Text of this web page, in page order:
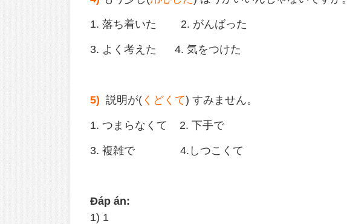
1. 落ち着いた 2. がんばった
3. よく考えた 4. 気をつけた
5) 説明が(くどくて) すみません。
1. つまらなくて 2. 下手で
3. 複雑で 4.しつこくて
Đáp án:
1) 1